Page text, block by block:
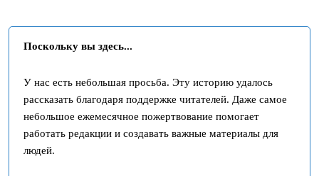
Поскольку вы здесь...
У нас есть небольшая просьба. Эту историю удалось
рассказать благодаря поддержке читателей. Даже самое
небольшое ежемесячное пожертвование помогает
работать редакции и создавать важные материалы для
людей.